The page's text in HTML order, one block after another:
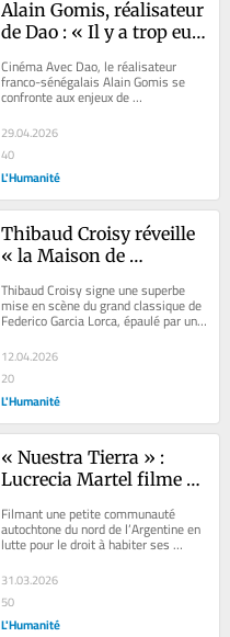
Alain Gomis, réalisateur
de Dao : « Il y a trop eu,
maltraitance par
l’image, il faut un droit
représentation »
Cinéma Avec Dao, le réalisateur
franco-sénégalais Alain Gomis se
confronte aux enjeux de
représentation. Son geste esthétique,
ample et moderne,...
29.04.2026
40
L'Humanité
Thibaud Croisy réveille
« la Maison de
Thibaud Croisy signe une superbe
mise en scène du grand classique de
Federico Garcia Lorca, épaulé par une
distribution exaltée qui donne son...
12.04.2026
20
L'Humanité
« Nuestra Tierra » :
Lucrecia Martel filme
autochtones
d’Argentine dans un
Filmant une petite communauté
autochtone du nord de l’Argentine en
lutte pour le droit à habiter ses
terres, Lucrecia Martel signe un film
de...
31.03.2026
50
L'Humanité